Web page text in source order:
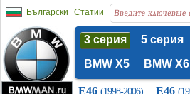
Български Статии
3 серия 5 серия
BMW X5
BMW X6
E46 (1998-2006) E46